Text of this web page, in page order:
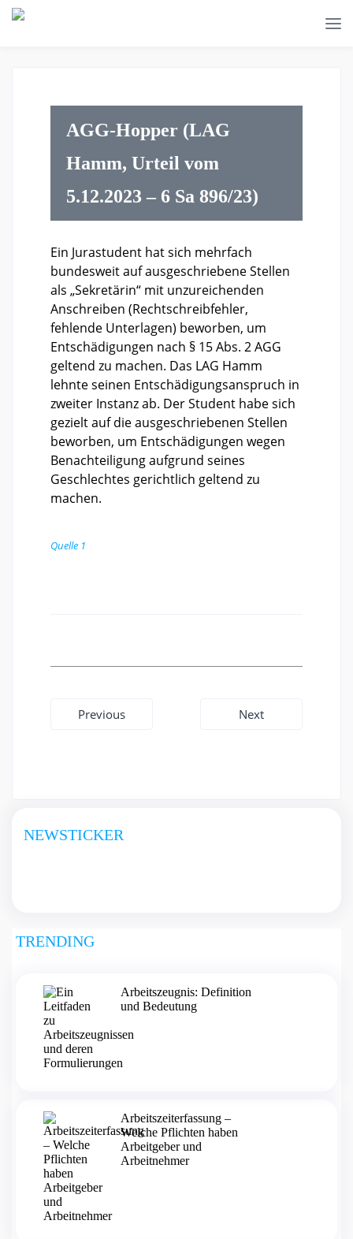
AGG-Hopper (LAG
Hamm, Urteil vom
5.12.2023 – 6 Sa 896/23)
Ein Jurastudent hat sich mehrfach
bundesweit auf ausgeschriebene Stellen
als „Sekretärin“ mit unzureichenden
Anschreiben (Rechtschreibfehler,
fehlende Unterlagen) beworben, um
Entschädigungen nach § 15 Abs. 2 AGG
geltend zu machen. Das LAG Hamm
lehnte seinen Entschädigungsanspruch in
zweiter Instanz ab. Der Student habe sich
gezielt auf die ausgeschriebenen Stellen
beworben, um Entschädigungen wegen
Benachteiligung aufgrund seines
Geschlechtes gerichtlich geltend zu
machen.
Quelle 1
Beitragsnavigation
Previous Next
NEWSTICKER
TRENDING
Arbeitszeugnis: Definition
und Bedeutung
Arbeitszeiterfassung –
Welche Pflichten haben
Arbeitgeber und
Arbeitnehmer